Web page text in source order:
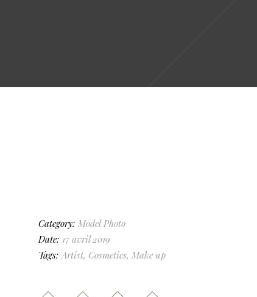
Category: Model Photo
Date: 17 avril 2019
Tags: Artist, Cosmetics, Make up